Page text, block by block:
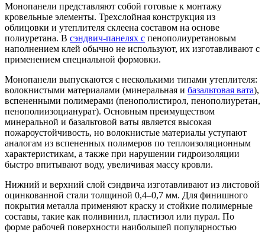
Монопанели представляют собой готовые к монтажу
кровельные элементы. Трехслойная конструкция из
облицовки и утеплителя склеена составом на основе
полиуретана. В сэндвич-панелях с пенополиуретановым
наполнением клей обычно не используют, их изготавливают с
применением специальной формовки.
Монопанели выпускаются с несколькими типами утеплителя:
волокнистыми материалами (минеральная и базальтовая вата),
вспененными полимерами (пенополистирол, пенополиуретан,
пенополиизоцианурат). Основным преимуществом
минеральной и базальтовой ваты является высокая
пожароустойчивость, но волокнистые материалы уступают
аналогам из вспененных полимеров по теплоизоляционным
характеристикам, а также при нарушении гидроизоляции
быстро впитывают воду, увеличивая массу кровли.
Нижний и верхний слой сэндвича изготавливают из листовой
оцинкованной стали толщиной 0,4–0,7 мм. Для финишного
покрытия металла применяют краску и стойкие полимерные
составы, такие как поливинил, пластизол или пурал. По
форме рабочей поверхности наибольшей популярностью